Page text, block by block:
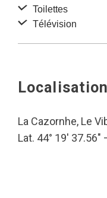
Toilettes
Télévision
Localisation
La Cazornhe, Le
Lat. 44° 19′ 37.56″